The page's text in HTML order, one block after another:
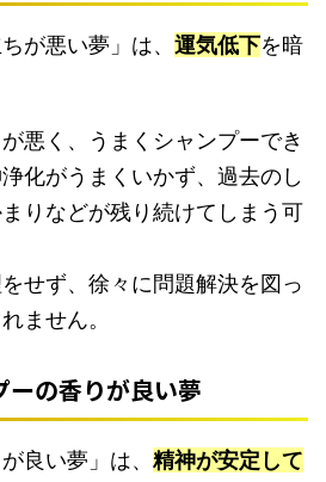
が悪い夢」は、 運気低下を暗
悪く、うまくシャンプーでき
化がうまくいかず、過去のし
りなどが残り続けてしまう可
せず、徐々に問題解決を図っ
ません。
ーの香りが良い夢
良い夢」は、 精神が安定して